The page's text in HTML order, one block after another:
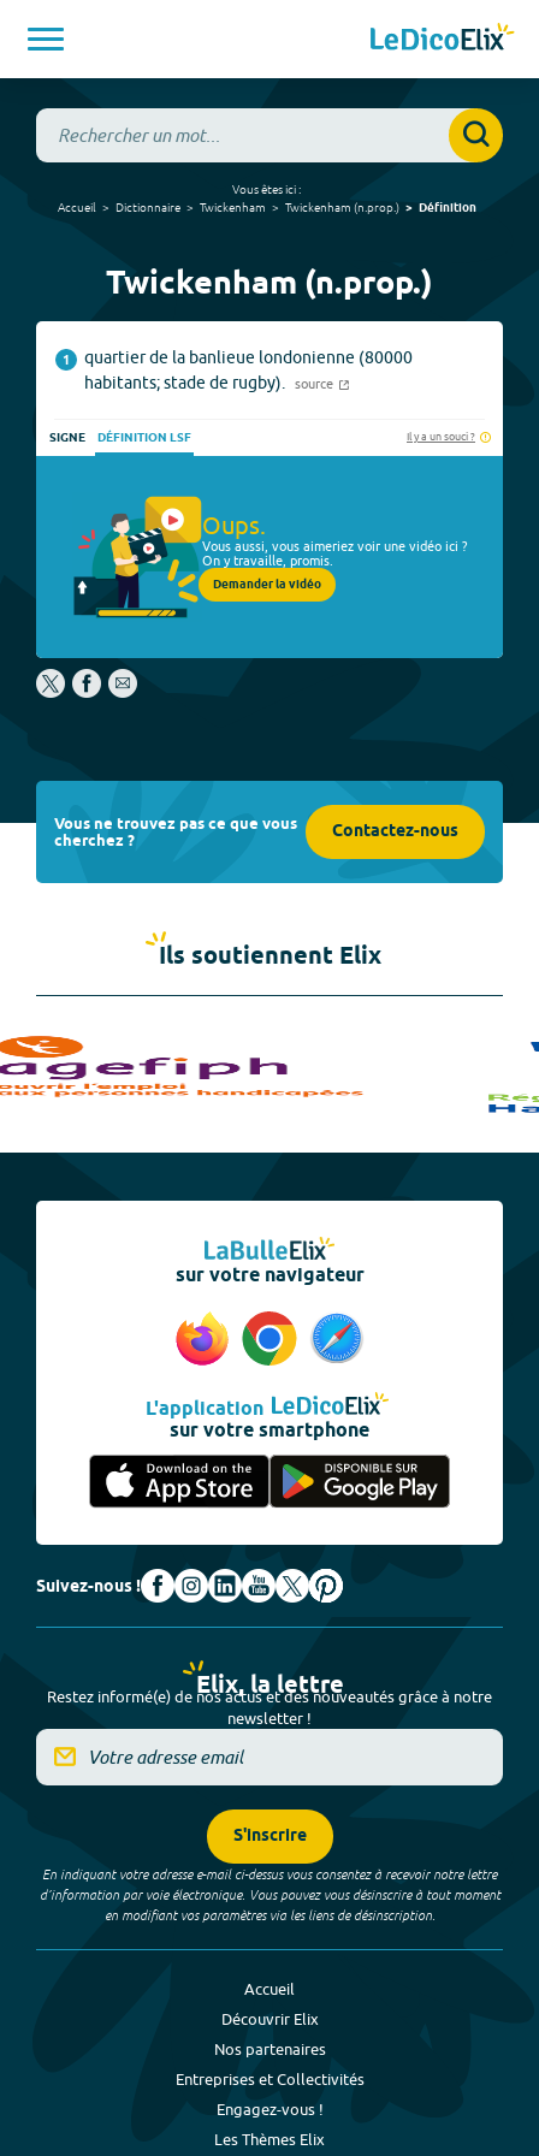
Vous êtes ici :
Accueil
Dictionnaire Twickenham Twickenham (n.prop.) Définition
Twickenham (n.prop.)
1
quartier de la banlieue londonienne (80000
habitants; stade de rugby).
source
SIGNE DÉFINITION LSF Il y a un souci ?
Oups.
Vous aussi, vous aimeriez voir une vidéo ici ?
On y travaille, promis.
Demander la vidéo
Vous ne trouvez pas ce que vous
cherchez ? Contactez-nous
Ils soutiennent Elix
sur votre navigateur
L'application
sur votre smartphone
Suivez-nous !
Elix, la lettre
Restez informé(e) de nos actus et des nouveautés grâce à notre
newsletter !
S'inscrire
En indiquant votre adresse e-mail ci-dessus vous consentez à recevoir notre lettre
d’information par voie électronique. Vous pouvez vous désinscrire à tout moment
en modifiant vos paramètres via les liens de désinscription.
Accueil
Découvrir Elix
Nos partenaires
Entreprises et Collectivités
Engagez-vous !
Les Thèmes Elix